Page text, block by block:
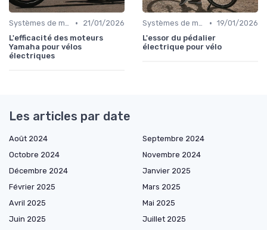
Systèmes de motorisation •
21/01/2026
L'efficacité des moteurs
Yamaha pour vélos
électriques
Systèmes de motorisation • 19/01/2026
L'essor du pédalier
électrique pour vélo
Les articles par date
Août 2024
Septembre 2024
Octobre 2024
Novembre 2024
Décembre 2024
Janvier 2025
Février 2025
Mars 2025
Avril 2025
Mai 2025
Juin 2025
Juillet 2025